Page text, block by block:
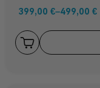
399,00 €–499,00 €